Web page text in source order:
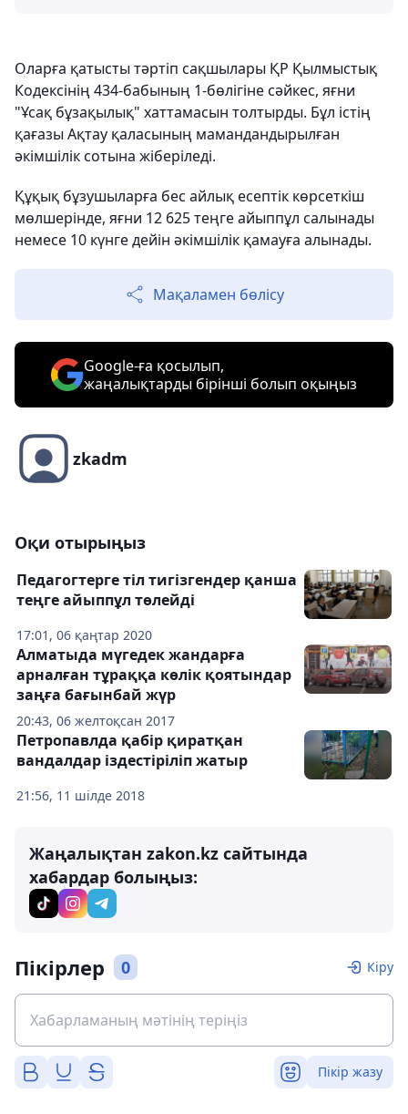
Оларға қатысты тәртіп сақшылары ҚР Қылмыстық
Кодексінің 434-бабының 1-бөлігіне сәйкес, яғни
"Ұсақ бұзақылық" хаттамасын толтырды. Бұл істің
қағазы Ақтау қаласының мамандандырылған
әкімшілік сотына жіберіледі.
Құқық бұзушыларға бес айлық есептік көрсеткіш
мөлшерінде, яғни 12 625 теңге айыппұл салынады
немесе 10 күнге дейін әкімшілік қамауға алынады.
Мақаламен бөлісу
Google-ға қосылып,
жаңалықтарды бірінші болып оқыңыз
zkadm
Оқи отырыңыз
17:01, 06 қаңтар 2020
Педагогтерге тіл тигізгендер қанша
теңге айыппұл төлейді
20:43, 06 желтоқсан 2017
Алматыда мүгедек жандарға
арналған тұраққа көлік қоятындар
заңға бағынбай жүр
21:56, 11 шілде 2018
Петропавлда қабір қиратқан
вандалдар іздестіріліп жатыр
Жаңалықтан zakon.kz сайтында
хабардар болыңыз:
Пікірлер 0 Кіру
Пікір жазу